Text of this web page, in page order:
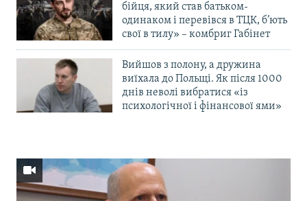
бійця, який став батьком-
одинаком і перевівся в ТЦК, б’ють
свої в тилу» – комбриг Габінет
Вийшов з полону, а дружина
виїхала до Польщі. Як після 1000
днів неволі вибратися «із
психологічної і фінансової ями»